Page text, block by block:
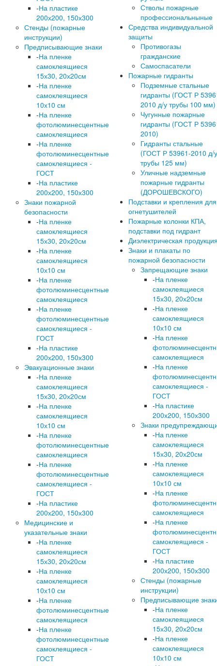
-На пластике
200х200, 150х300
Стенды (пожарные
инструкции)
Предписывающие знаки
-На пленке
самоклеящиеся
15х30, 20х20см
-На пленке
самоклеящиеся
10х10 см
-На пленке
фотолюминесцентные
самоклеящиеся
-На пленке
фотолюминесцентные
самоклеящиеся -
ГОСТ
-На пластике
200х200, 150х300
Знаки пожарной
безопасности
-На пленке
самоклеящиеся
15х30, 20х20см
-На пленке
самоклеящиеся
10х10 см
-На пленке
фотолюминесцентные
самоклеящиеся
-На пленке
фотолюминесцентные
самоклеящиеся -
ГОСТ
-На пластике
200х200, 150х300
Эвакуационные знаки
-На пленке
самоклеящиеся
15х30, 20х20см
-На пленке
самоклеящиеся
10х10 см
-На пленке
фотолюминесцентные
самоклеящиеся
-На пленке
фотолюминесцентные
самоклеящиеся -
ГОСТ
-На пластике
200х200, 150х300
Медицинские и
указательные знаки
-На пленке
самоклеящиеся
15х30, 20х20см
-На пленке
самоклеящиеся
10х10 см
-На пленке
фотолюминесцентные
самоклеящиеся
-На пленке
фотолюминесцентные
самоклеящиеся -
ГОСТ
Стволы пожарные
профессиональныные
Средства индивидуальной
защиты
Противогазы
гражданские
Самоспасатели
Пожарные гидранты
Подземные стальные
гидранты (ГОСТ Р
2010 д/у трубы 100 мм)
Чугунные пожарные
гидранты (ГОСТ Р
2010)
Гидранты стальные
(ГОСТ Р 53961-2010 д/у
трубы 125 мм)
Уличные надземные
пожарные гидранты
(ДОРОШЕВСКОГО)
Подставки и крепления для
огнетушителей
Пожарные колонки КПА,
подставки под гидрант
Диэлектрическая
Знаки и плакаты по
пожарной безопасности
Запрещающие знаки
-На пленке
самоклеящиеся
15х30, 20х20см
-На пленке
самоклеящиеся
10х10 см
-На пленке
самоклеящиеся
-На пленке
самоклеящиеся -
ГОСТ
-На пластике
200х200, 150х300
Знаки
-На пленке
самоклеящиеся
15х30, 20х20см
-На пленке
самоклеящиеся
10х10 см
-На пленке
самоклеящиеся
-На пленке
самоклеящиеся -
ГОСТ
-На пластике
200х200, 150х300
Стенды (пожарные
инструкции)
Предписывающие
-На пленке
самоклеящиеся
15х30, 20х20см
-На пленке
самоклеящиеся
10х10 см